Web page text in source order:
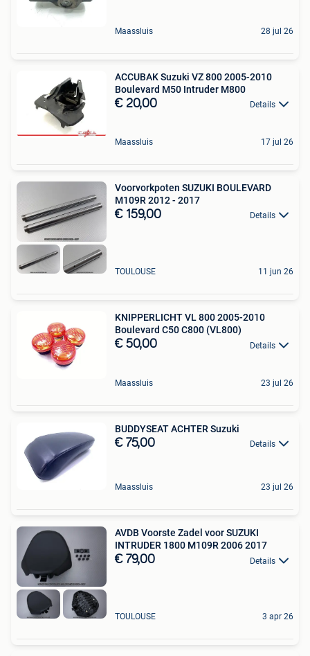
Maassluis 28 jul 26
ACCUBAK Suzuki VZ 800 2005-2010
Boulevard M50 Intruder M800
€ 20,00 Details
Maassluis 17 jul 26
Voorvorkpoten SUZUKI BOULEVARD
M109R 2012 - 2017
€ 159,00 Details
TOULOUSE 11 jun 26
KNIPPERLICHT VL 800 2005-2010
Boulevard C50 C800 (VL800)
€ 50,00 Details
Maassluis 23 jul 26
BUDDYSEAT ACHTER Suzuki
€ 75,00 Details
Maassluis 23 jul 26
AVDB Voorste Zadel voor SUZUKI
INTRUDER 1800 M109R 2006 2017
€ 79,00 Details
TOULOUSE 3 apr 26